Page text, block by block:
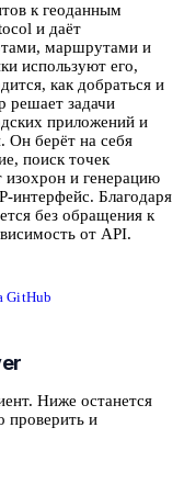
к геоданным
и даёт
маршрутами и
используют его,
как добраться и
решает задачи
приложений и
Он берёт на себя
поиск точек
изохрон и генерацию
интерфейс. Благодаря
без обращения к
от API.
GitHub
Ниже останется
проверить и